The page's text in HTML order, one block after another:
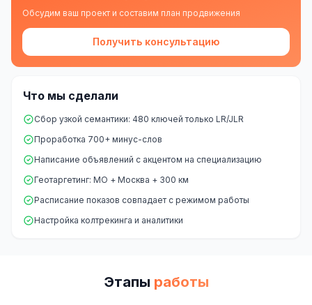
Контент для соцсетей
Статьи и блоги
Рекламные ролики
Видео для соцсетей
Анимация
Корпоративные видео
ВЕБ-АНАЛИТИКА
Обсудим ваш проект и составим план продвижения
Получить консультацию
Что мы сделали
Сбор узкой семантики: 480 ключей только LR/JLR
Проработка 700+ минус-слов
Написание объявлений с акцентом на специализацию
Геотаргетинг: МО + Москва + 300 км
Расписание показов совпадает с режимом работы
Настройка колтрекинга и аналитики
Этапы работы